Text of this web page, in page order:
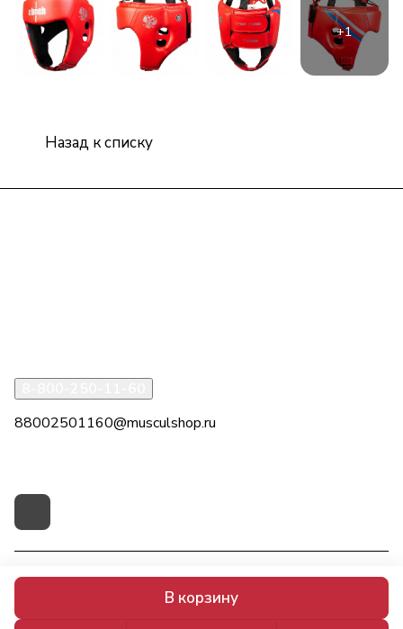
В корзину
Назад к списку
88002501160@musculshop.ru